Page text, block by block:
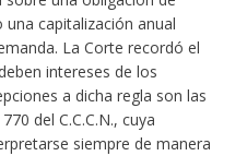
capitalización anual
La Corte recordó el
intereses de los
a dicha regla son las
del C.C.C.N., cuya
siempre de manera